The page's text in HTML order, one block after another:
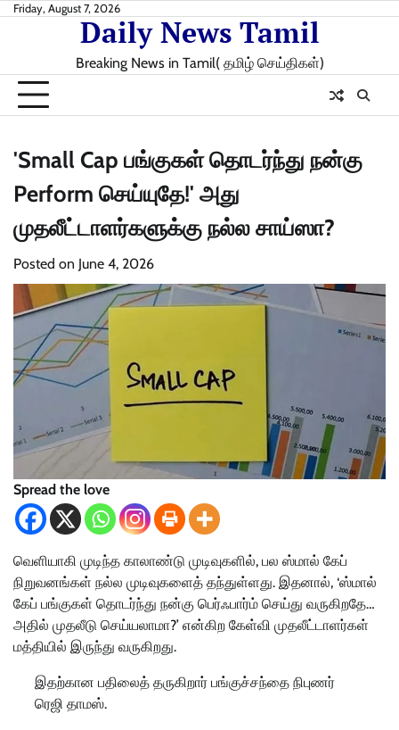
SkipFriday, August 7, 2026
Daily News Tamil
Breaking News in Tamil( தமிழ் செய்திகள்)
'Small Cap பங்குகள் தொடர்ந்து நன்கு
Perform செய்யுதே!' அது
முதலீட்டாளர்களுக்கு நல்ல சாய்ஸா?
Posted on June 4, 2026
Spread the love
வெளியாகி முடிந்த காலாண்டு முடிவுகளில், பல ஸ்மால் கேப்
நிறுவனங்கள் நல்ல முடிவுகளைத் தந்துள்ளது. இதனால், ‘ஸ்மால்
கேப் பங்குகள் தொடர்ந்து நன்கு பெர்ஃபார்ம் செய்து வருகிறதே…
அதில் முதலீடு செய்யலாமா?’ என்கிற கேள்வி முதலீட்டாளர்கள்
மத்தியில் இருந்து வருகிறது.
இதற்கான பதிலைத் தருகிறார் பங்குச்சந்தை நிபுணர்
ரெஜி தாமஸ்.